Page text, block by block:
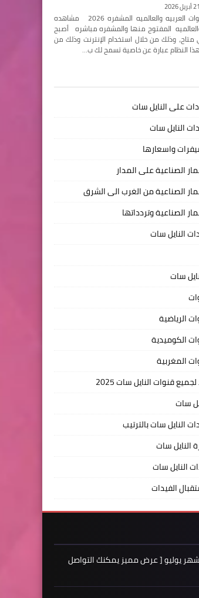
21 أبريل 2026
شاهد جميع القنوات العربيه والعالميه المشفره 2026 مشاهده
والعالميه المفتوح منها والمشفره مباشره أصبح
وذلك من خلال استخدام الإنترنت وذلك من
النظام عبارة عن خاصية تسمح لك ب…
على النايل سات
النايل سات
واسعارها
الصناعية على المدار
الصناعية من الغرب الى الشرق
الصناعية وتردداتها
النايل سات
سات
الرياضية
الكوميدية
المغربية
قنوات النايل سات 2025
سات
النايل سات بالترتيب
النايل سات
النايل سات
الفيدات
مدونة ترددات النايل سات 2026 عرض شهر يوليو [ عرض مميز يمكنك التواصل